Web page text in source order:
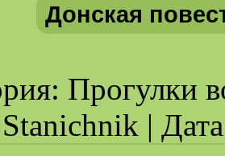
Донская
Прогулки
|